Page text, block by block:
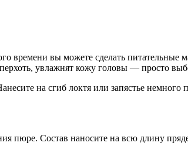
времени вы можете сделать питательные
увлажнят кожу головы — просто
на сгиб локтя или запястье немного
пюре. Состав наносите на всю длину